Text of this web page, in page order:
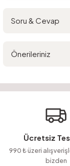
Soru & Cevap
Önerileriniz
Görüş ve önerileriniz
Ürün resmi
Ürün
Ürün bilgilerinde
Ücretsiz
990 ₺ üzeri
bizden